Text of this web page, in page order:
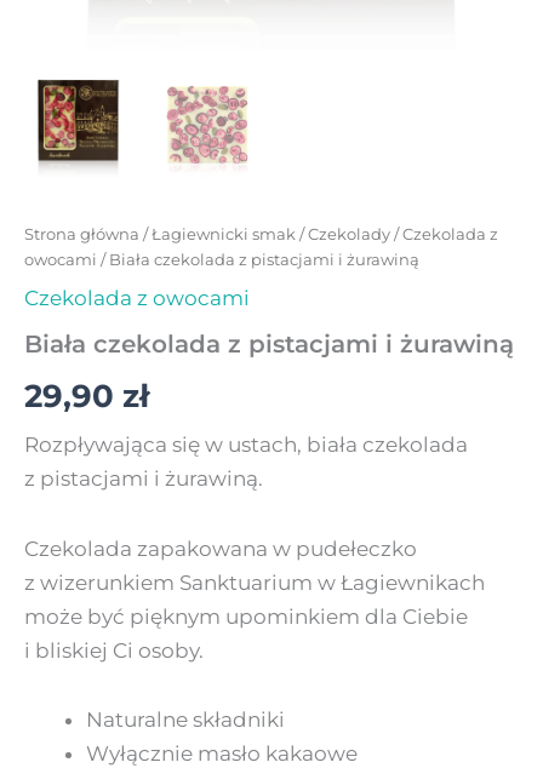
Strona główna /Łagiewnicki smak /Czekolady/Czekolada z
owocami / Biała czekolada z pistacjami i żurawiną
Czekolada z owocami
Biała czekolada z pistacjami i żurawiną
29,90 zł
Rozpływająca się w ustach, biała czekolada
z pistacjami i żurawiną.
Czekolada zapakowana w pudełeczko
z wizerunkiem Sanktuarium w Łagiewnikach
może być pięknym upominkiem dla Ciebie
i bliskiej Ci osoby.
Naturalne składniki
Wyłącznie masło kakaowe